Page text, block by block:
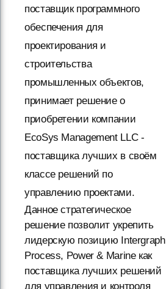
поставщик программного
обеспечения для
проектирования и
строительства
промышленных объектов,
принимает решение о
приобретении компании
EcoSys Management LLC -
поставщика лучших в своём
классе решений по
управлению проектами.
Данное стратегическое
решение позволит укрепить
лидерскую позицию Intergraph
Process, Power & Marine как
поставщика лучших решений
для управления и контроля